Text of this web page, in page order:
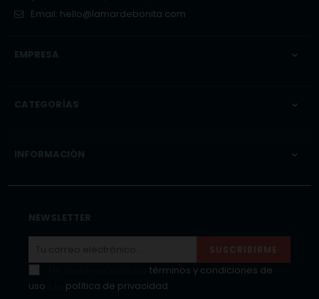
Email: hello@lamardebonita.com
EMPRESA 
CATEGORÍAS 
INFORMACIÓN 
NEWSLETTER
SUSCRIBIRME
términos y condiciones de
uso
política de privacidad